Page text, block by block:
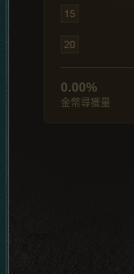
0.00%
金幣尋獲量